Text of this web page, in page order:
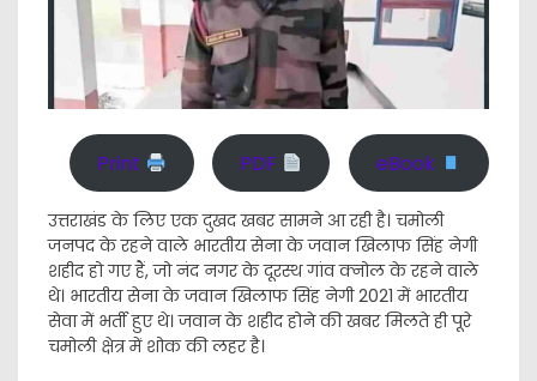
Print PDF eBook
उत्तराखंड के लिए एक दुखद खबर सामने आ रही है। चमोली
जनपद के रहने वाले भारतीय सेना के जवान खिलाफ सिंह नेगी
शहीद हो गए हैं, जो नंद नगर के दूरस्थ गांव क्नोल के रहने वाले
थे। भारतीय सेना के जवान खिलाफ सिंह नेगी 2021 में भारतीय
सेवा में भर्ती हुए थे। जवान के शहीद होने की खबर मिलते ही पूरे
चमोली क्षेत्र में शोक की लहर है।